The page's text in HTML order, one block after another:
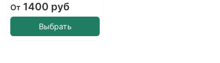
От1400 руб
Выбрать